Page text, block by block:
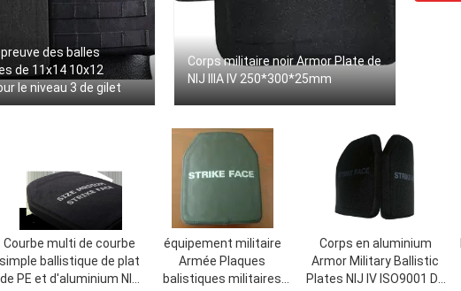
des balles
de 11x14 10x12
le niveau 3 de gilet
Corps militaire noir Armor Plate de
NIJ IIIA IV 250*300*25mm
Courbe multi de courbe
simple ballistique de plat
de PE et d'aluminium NIJ
équipement militaire
Armée Plaques
balistiques militaires
Corps en aluminium
Armor Military Ballistic
Plates NIJ IV ISO9001 DE